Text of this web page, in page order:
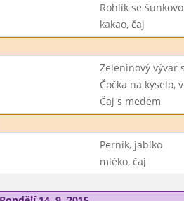
Rohlík se
kakao, čaj
Zeleninový vývar
Čočka na kyselo,
Čaj s medem
Perník, jablko
mléko, čaj